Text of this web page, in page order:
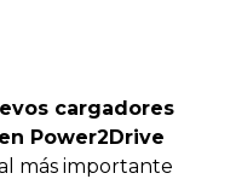
cargadores
Power2Drive
más importante